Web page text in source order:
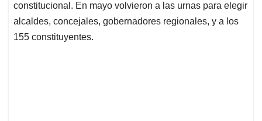
constitucional. En mayo volvieron a las urnas para elegir
alcaldes, concejales, gobernadores regionales, y a los
155 constituyentes.